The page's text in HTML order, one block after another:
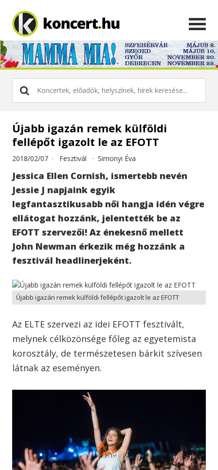
Újabb igazán remek külföldi
fellépőt igazolt le az EFOTT
2018/02/07 · Fesztivál · Simonyi Éva
Jessica Ellen Cornish, ismertebb nevén
Jessie J napjaink egyik
legfantasztikusabb női hangja idén végre
ellátogat hozzánk, jelentették be az
EFOTT szervezői! Az énekesnő mellett
John Newman érkezik még hozzánk a
fesztivál headlinerjeként.
Újabb igazán remek külföldi fellépőt igazolt le az EFOTT
Az ELTE szervezi az idei EFOTT fesztivált,
melynek célközönsége főleg az egyetemista
korosztály, de természetesen bárkit szívesen
látnak az eseményen.